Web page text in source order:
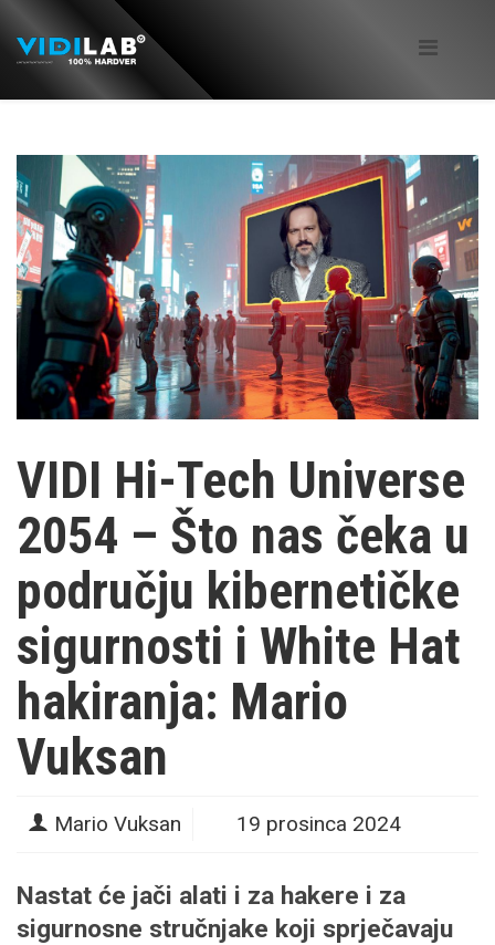
VIDI Hi-Tech Universe
2054 – Što nas čeka u
području kibernetičke
sigurnosti i White Hat
hakiranja: Mario
Vuksan
Mario Vuksan 19 prosinca 2024
Nastat će jači alati i za hakere i za
sigurnosne stručnjake koji sprječavaju